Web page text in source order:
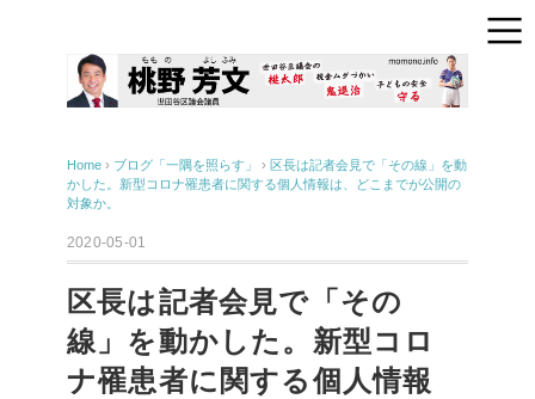
Home › ブログ「一隅を照らす」 › 区長は記者会見で「その線」を動
かした。新型コロナ罹患者に関する個人情報は、どこまでが公開の
対象か。
2020-05-01
区長は記者会見で「その
線」を動かした。新型コロ
ナ罹患者に関する個人情報